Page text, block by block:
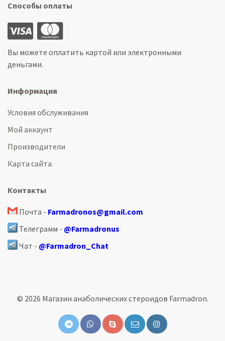
Способы оплаты
Вы можете оплатить картой или электронными
деньгами.
Информация
Условия обслуживания
Мой аккаунт
Производители
Карта сайта
Контакты
Почта - Farmadronos@gmail.com
Телеграмм - @Farmadronus
Чат - @Farmadron_Chat
© 2026 Магазин анаболических стероидов Farmadron.